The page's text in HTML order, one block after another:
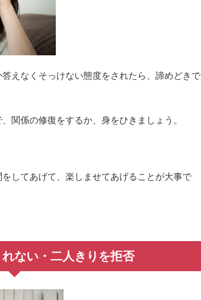
答えなくそっけない態度をされたら、諦めどきで
関係の修復をするか、身をひきましょう。
してあげて、楽しませてあげることが大事で
ない・二人きりを拒否